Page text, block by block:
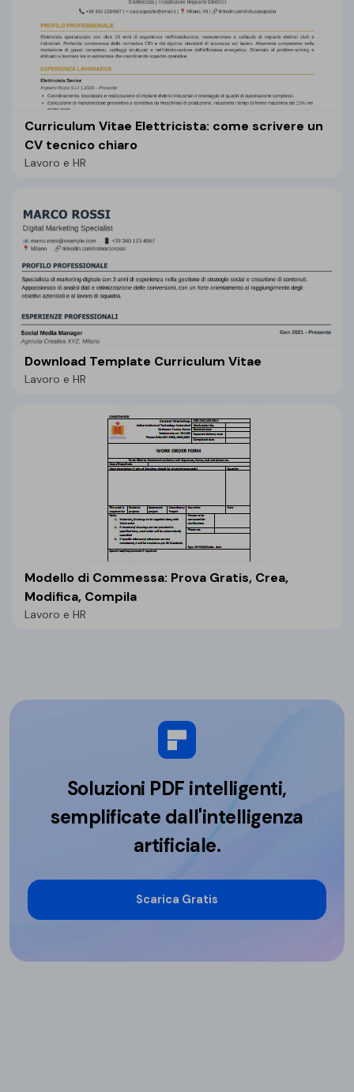
Curriculum Vitae Elettricista: come scrivere un
CV tecnico chiaro
Lavoro e HR
Download Template Curriculum Vitae
Lavoro e HR
Modello di Commessa: Prova Gratis, Crea,
Modifica, Compila
Lavoro e HR
Soluzioni PDF intelligenti,
semplificate dall'intelligenza
artificiale.
Scarica Gratis